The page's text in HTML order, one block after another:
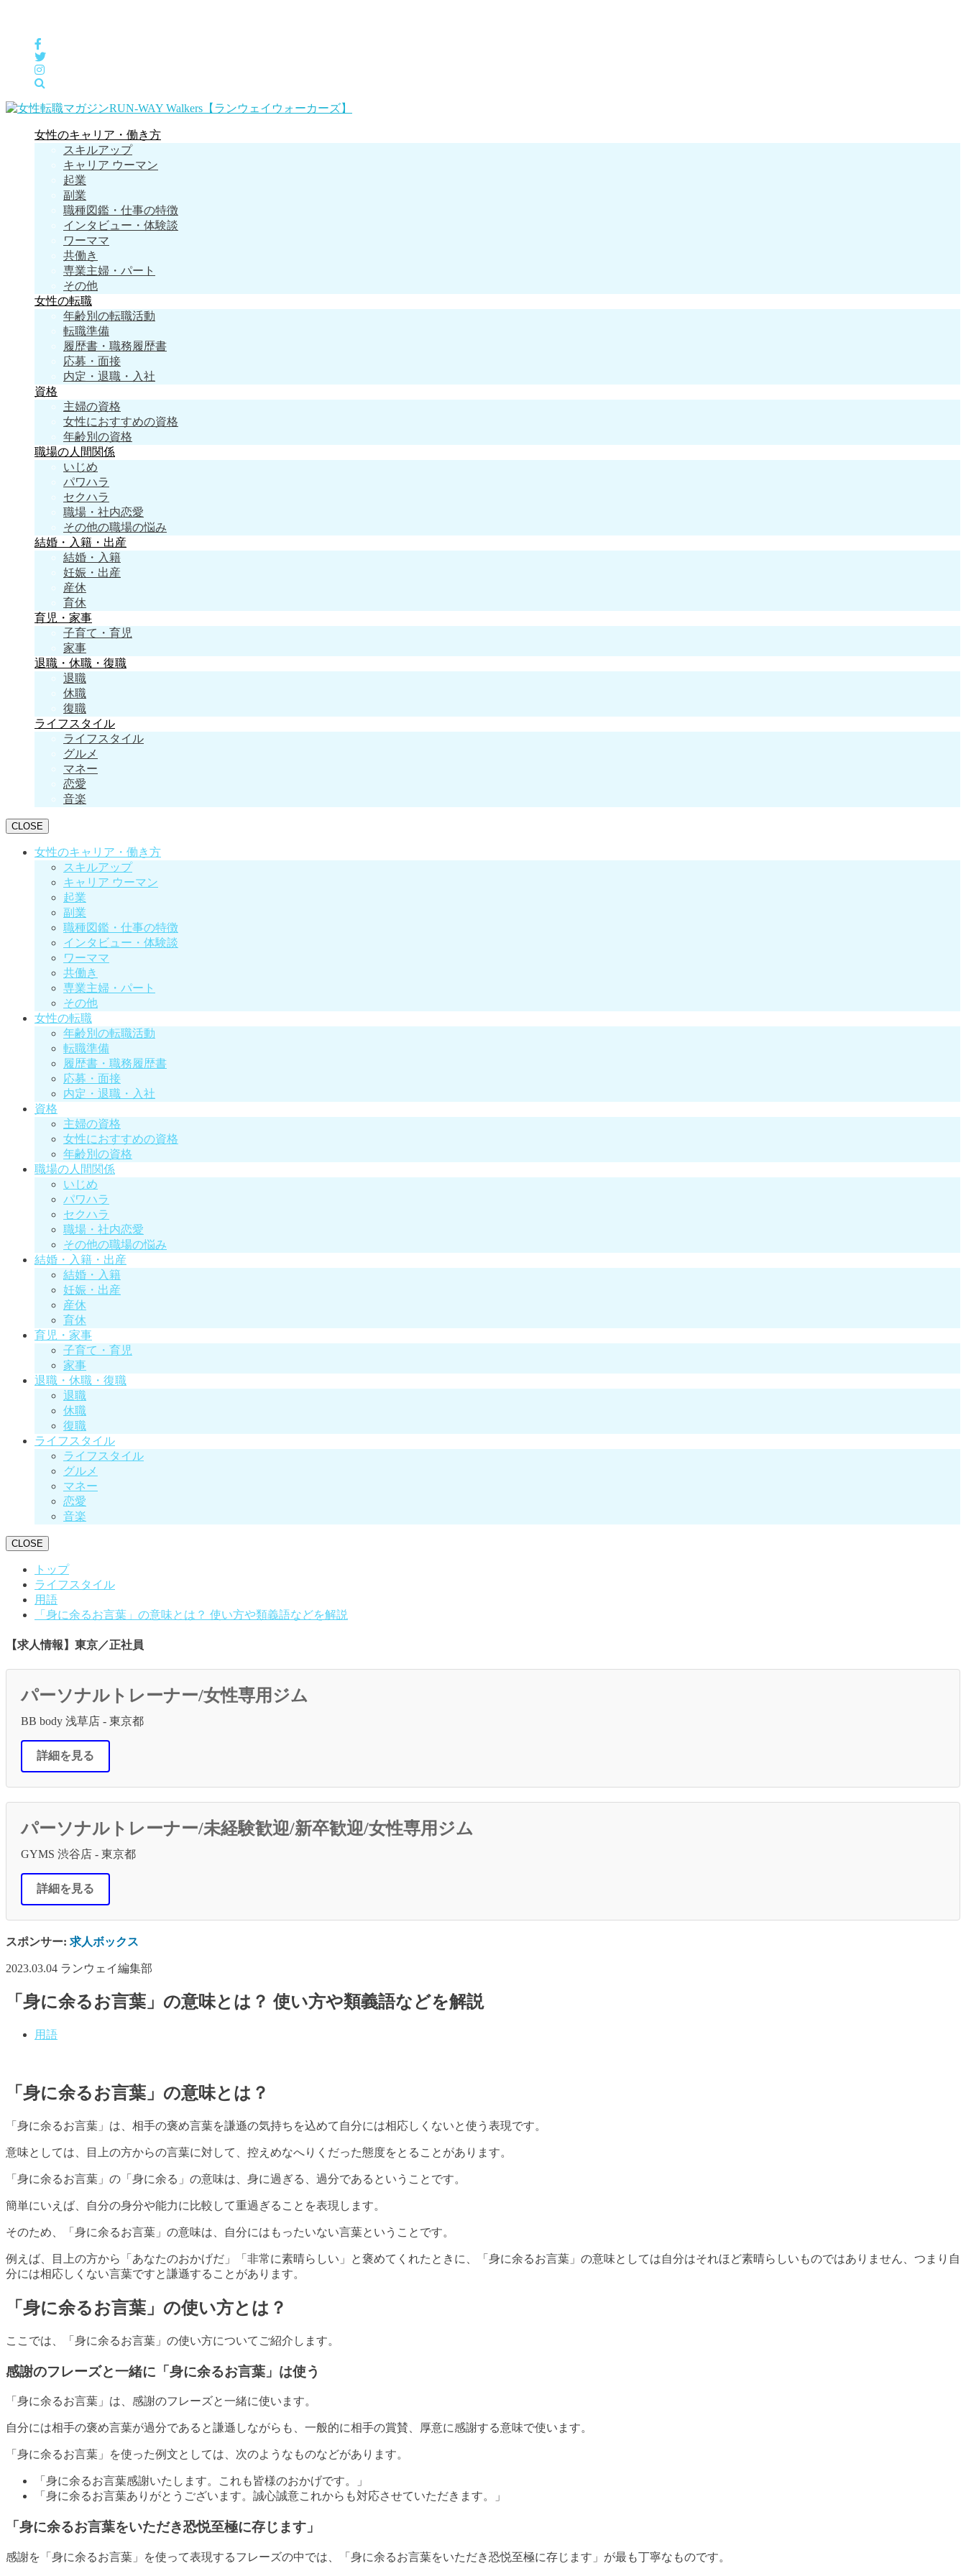
女性のキャリア・働き方
スキルアップ
キャリア ウーマン
起業
副業
職種図鑑・仕事の特徴
インタビュー・体験談
ワーママ
共働き
専業主婦・パート
その他
女性の転職
年齢別の転職活動
転職準備
履歴書・職務履歴書
応募・面接
内定・退職・入社
資格
主婦の資格
女性におすすめの資格
年齢別の資格
職場の人間関係
いじめ
パワハラ
セクハラ
職場・社内恋愛
その他の職場の悩み
結婚・入籍・出産
結婚・入籍
妊娠・出産
産休
育休
育児・家事
子育て・育児
家事
退職・休職・復職
退職
休職
復職
ライフスタイル
ライフスタイル
グルメ
マネー
恋愛
音楽
CLOSE
女性のキャリア・働き方
スキルアップ
キャリア ウーマン
起業
副業
職種図鑑・仕事の特徴
インタビュー・体験談
ワーママ
共働き
専業主婦・パート
その他
女性の転職
年齢別の転職活動
転職準備
履歴書・職務履歴書
応募・面接
内定・退職・入社
資格
主婦の資格
女性におすすめの資格
年齢別の資格
職場の人間関係
いじめ
パワハラ
セクハラ
職場・社内恋愛
その他の職場の悩み
結婚・入籍・出産
結婚・入籍
妊娠・出産
産休
育休
育児・家事
子育て・育児
家事
退職・休職・復職
退職
休職
復職
ライフスタイル
ライフスタイル
グルメ
マネー
恋愛
音楽
CLOSE
トップ
ライフスタイル
用語
「身に余るお言葉」の意味とは？ 使い方や類義語などを解説
【求人情報】東京／正社員
パーソナルトレーナー/女性専用ジム
BB body 浅草店 - 東京都
詳細を見る
パーソナルトレーナー/未経験歓迎/新卒歓迎/女性専用ジム
GYMS 渋谷店 - 東京都
詳細を見る
スポンサー: 求人ボックス
2023.03.04 ランウェイ編集部
「身に余るお言葉」の意味とは？ 使い方や類義語などを解説
用語
「身に余るお言葉」の意味とは？
「身に余るお言葉」は、相手の褒め言葉を謙遜の気持ちを込めて自分には相応しくないと使う表現です。
意味としては、目上の方からの言葉に対して、控えめなへりくだった態度をとることがあります。
「身に余るお言葉」の「身に余る」の意味は、身に過ぎる、過分であるということです。
簡単にいえば、自分の身分や能力に比較して重過ぎることを表現します。
そのため、「身に余るお言葉」の意味は、自分にはもったいない言葉ということです。
例えば、目上の方から「あなたのおかげだ」「非常に素晴らしい」と褒めてくれたときに、「身に余るお言葉」の意味としては自分はそれほど素晴らしいものではありません、つまり自
分には相応しくない言葉ですと謙遜することがあります。
「身に余るお言葉」の使い方とは？
ここでは、「身に余るお言葉」の使い方についてご紹介します。
感謝のフレーズと一緒に「身に余るお言葉」は使う
「身に余るお言葉」は、感謝のフレーズと一緒に使います。
自分には相手の褒め言葉が過分であると謙遜しながらも、一般的に相手の賞賛、厚意に感謝する意味で使います。
「身に余るお言葉」を使った例文としては、次のようなものなどがあります。
「身に余るお言葉感謝いたします。これも皆様のおかげです。」
「身に余るお言葉ありがとうございます。誠心誠意これからも対応させていただきます。」
「身に余るお言葉をいただき恐悦至極に存じます」
感謝を「身に余るお言葉」を使って表現するフレーズの中では、「身に余るお言葉をいただき恐悦至極に存じます」が最も丁寧なものです。